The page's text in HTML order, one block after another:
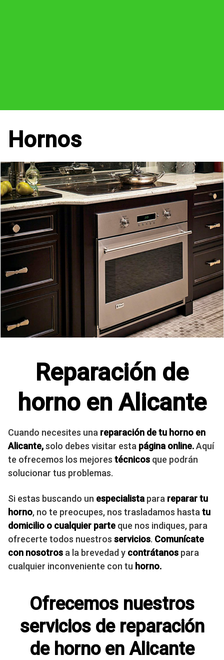
Hornos
Reparación de
horno en Alicante
Cuando necesites una reparación de tu horno en
Alicante,solo debes visitar esta página online.Aquí
te ofrecemos los mejores técnicos que podrán
solucionar tus problemas.
Si estas buscando un especialista para reparar tu
horno, no te preocupes, nos trasladamos hasta tu
domicilio o cualquier parte que nos indiques, para
ofrecerte todos nuestros servicios. Comunícate
con nosotros a la brevedad y contrátanos para
cualquier inconveniente con tu horno.
Ofrecemos nuestros
servicios de reparación
de horno en Alicante